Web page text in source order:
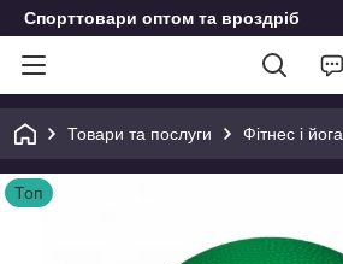
Спорттовари оптом та вроздріб
Товари та послуги Фітнес і йога
Топ